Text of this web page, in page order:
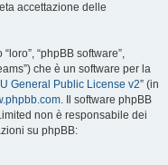
accettazione delle
“phpBB software”,
che è un software per la
General Public License v2” (in
. Il software phpBB
non è responsabile dei
su phpBB: